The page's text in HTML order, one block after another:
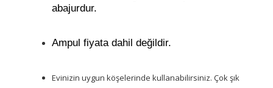
abajurdur.
Ampul fiyata dahil değildir.
Evinizin uygun köşelerinde kullanabilirsiniz. Çok şık